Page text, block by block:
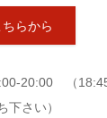
らから
20:00 （
下さい）